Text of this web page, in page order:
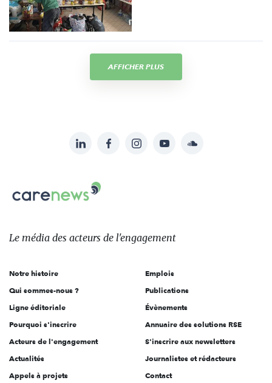
AFFICHER PLUS
sur:
LinkedInFacebookInstagramYouTubeSoundcloud
Le
des
l'engagement
Le média des acteurs de l'engagement
Notre histoire
Qui sommes-nous ?
Ligne éditoriale
Pourquoi s'inscrire
Acteurs de l'engagement
Actualités
Appels à projets
Emplois
Publications
Évènements
Annuaire des solutions RSE
S'inscrire aux newsletters
Journalistes et rédacteurs
Contact